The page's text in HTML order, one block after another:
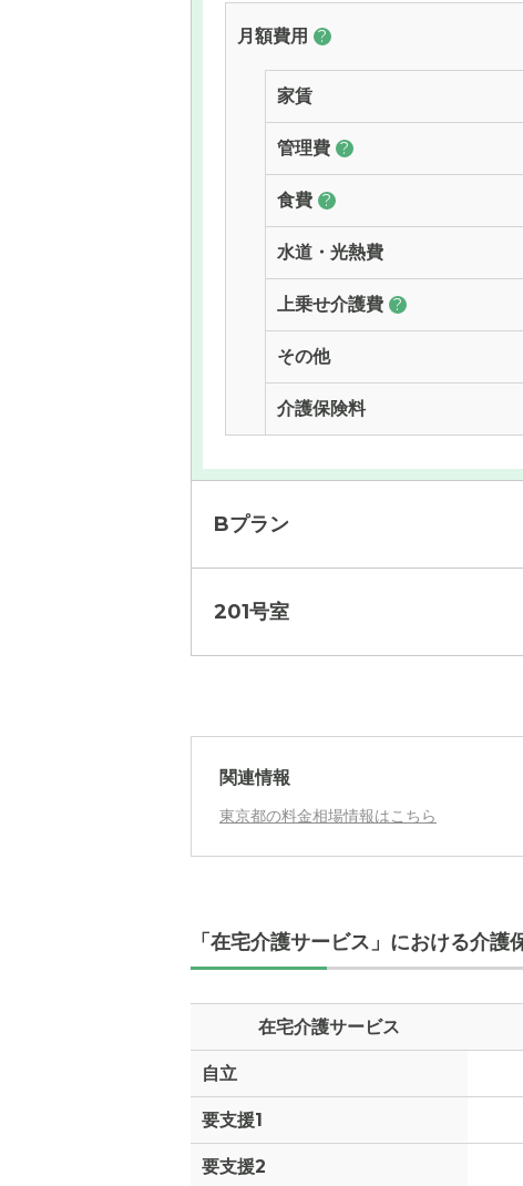
月額費用 ?
家賃
管理費 ?
食費 ?
水道・光熱費
上乗せ介護費 ?
その他
介護保険料
Bプラン
家賃
管理費 ?
水道・光熱費
その他
201号室
月額費用
家賃
食費 ?
水道・光熱費
関連情報
東京都の料金相場情報はこちら
「在宅介護サービス」における介護
在宅介護サービス
自立
要支援1
要支援2